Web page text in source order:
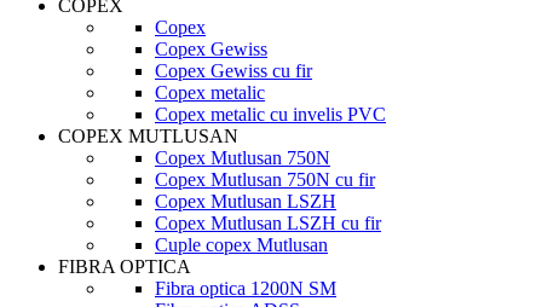
COPEX
Copex
Copex Gewiss
Copex Gewiss cu fir
Copex metalic
Copex metalic cu invelis PVC
COPEX MUTLUSAN
Copex Mutlusan 750N
Copex Mutlusan 750N cu fir
Copex Mutlusan LSZH
Copex Mutlusan LSZH cu fir
Cuple copex Mutlusan
FIBRA OPTICA
Fibra optica 1200N SM